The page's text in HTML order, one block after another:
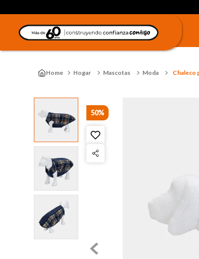
Hogar Mascotas Moda Chaleco
50%